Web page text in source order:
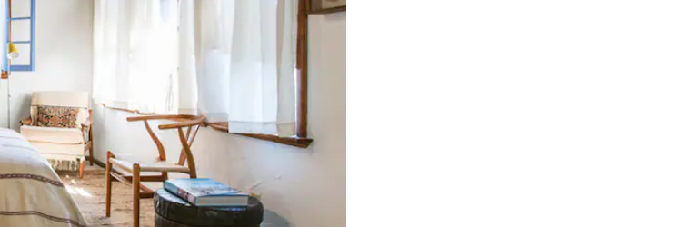
omhoog en omlaag, óf door te tikken of swipen.